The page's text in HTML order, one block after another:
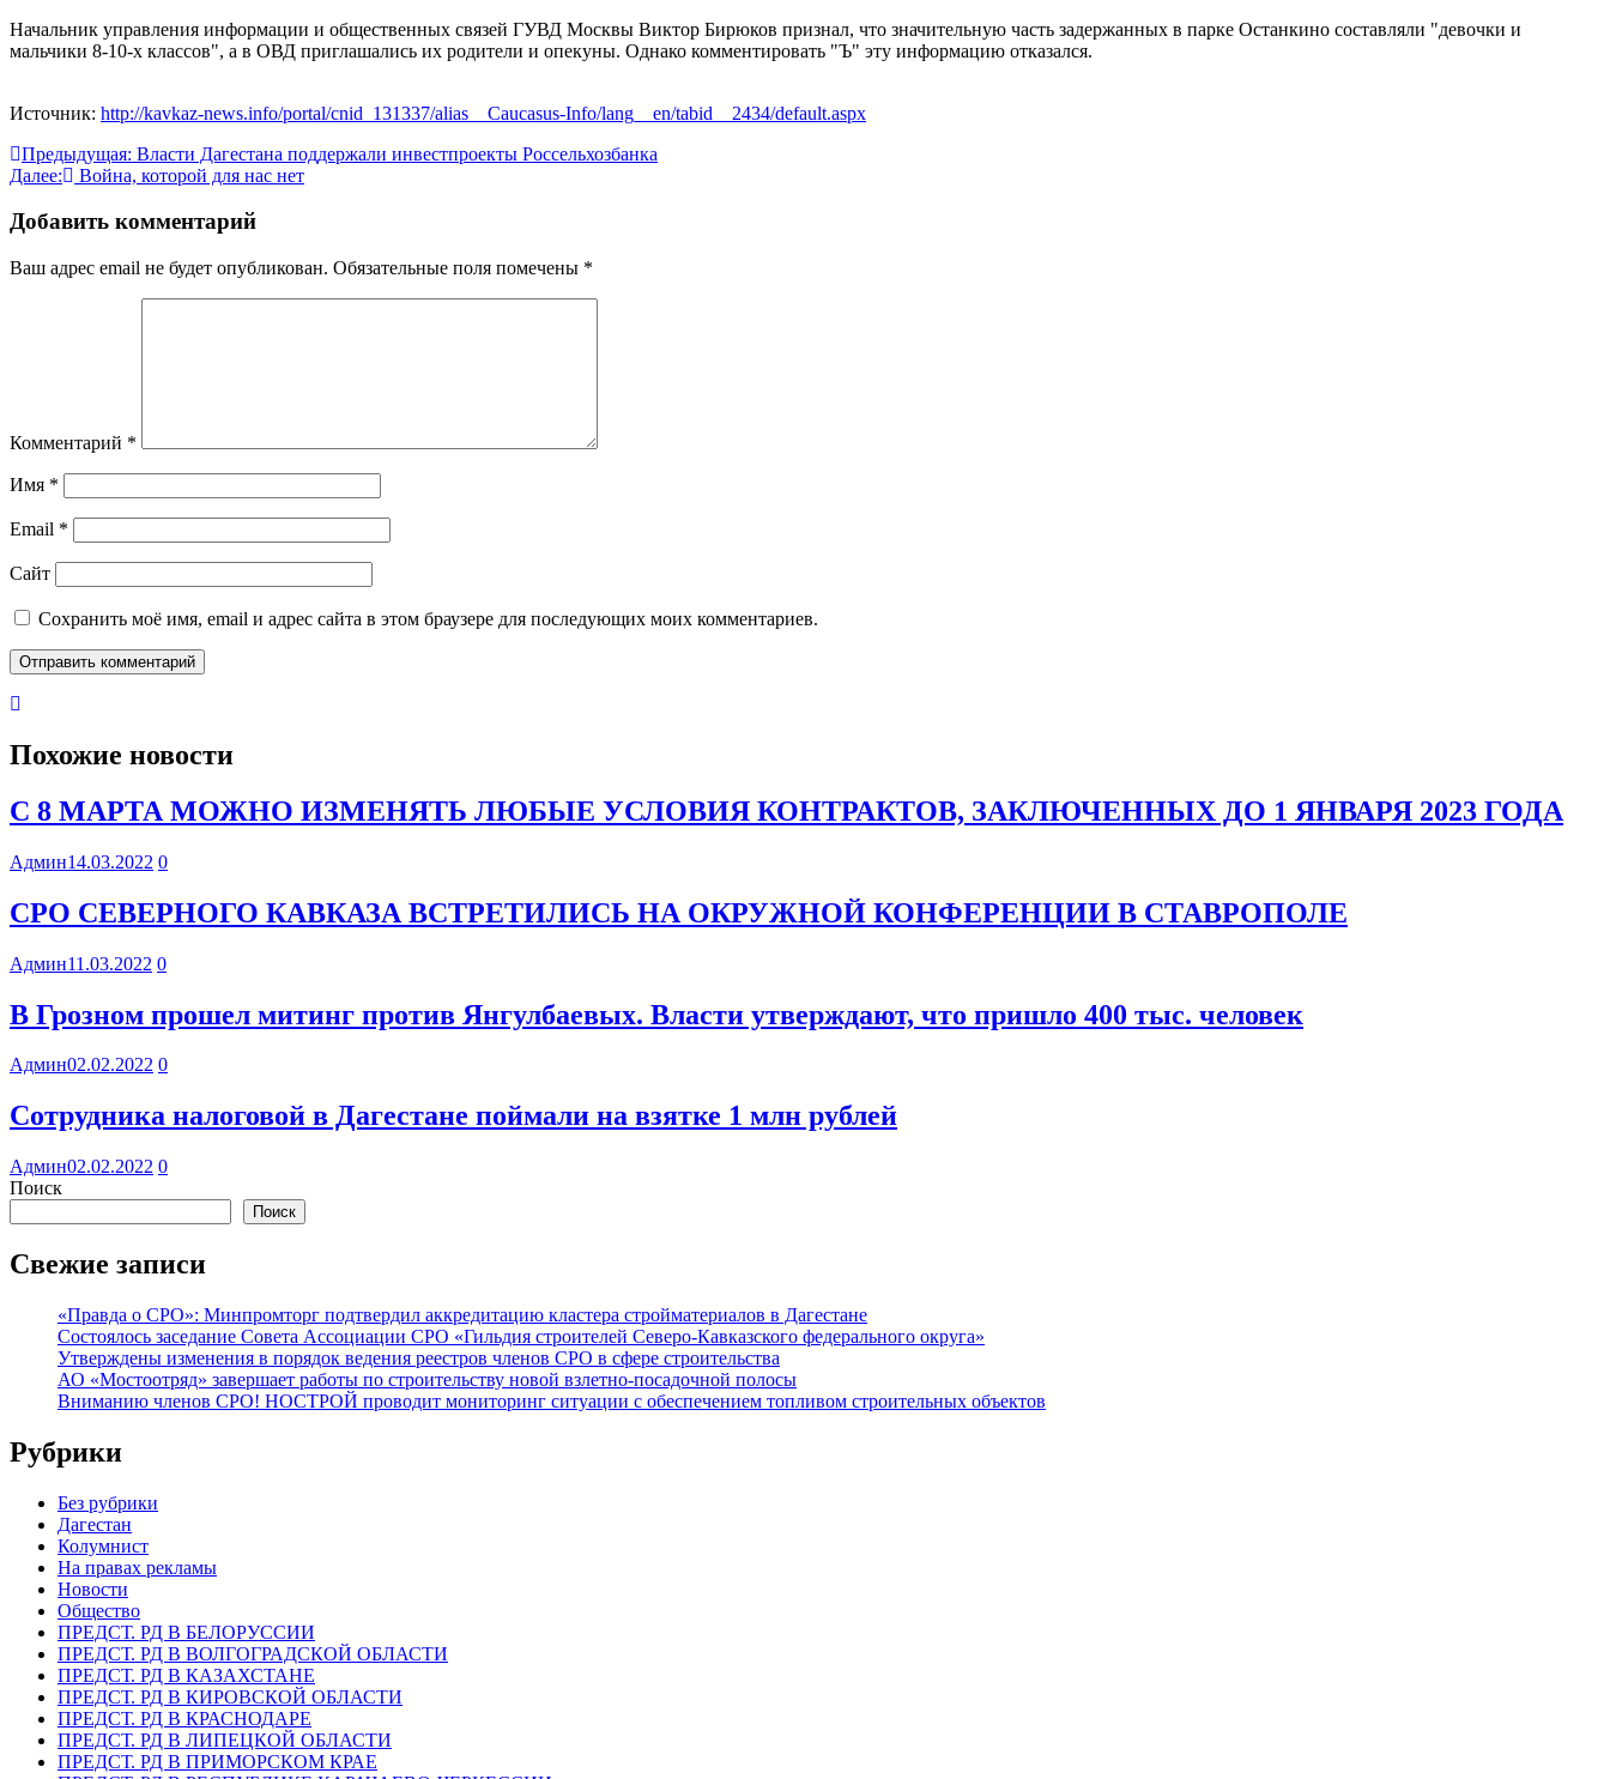
Начальник управления информации и общественных связей ГУВД Москвы Виктор Бирюков признал, что значительную часть задержанных в парке Останкино составляли "девочки и
мальчики 8-10-х классов", а в ОВД приглашались их родители и опекуны. Однако комментировать "Ъ" эту информацию отказался.
Источник: http://kavkaz-news.info/portal/cnid_131337/alias__Caucasus-Info/lang__en/tabid__2434/default.aspx
Навигация
по
записям
Предыдущая: Власти Дагестана поддержали инвестпроекты Россельхозбанка
Далее:
Война, которой для нас нет
Добавить комментарий
Ваш адрес email не будет опубликован. Обязательные поля помечены *
Комментарий *
Имя *
Email *
Сайт
Сохранить моё имя, email и адрес сайта в этом браузере для последующих моих комментариев.
Похожие новости
С 8 МАРТА МОЖНО ИЗМЕНЯТЬ ЛЮБЫЕ УСЛОВИЯ КОНТРАКТОВ, ЗАКЛЮЧЕННЫХ ДО 1 ЯНВАРЯ 2023 ГОДА
Админ14.03.2022 0
СРО СЕВЕРНОГО КАВКАЗА ВСТРЕТИЛИСЬ НА ОКРУЖНОЙ КОНФЕРЕНЦИИ В СТАВРОПОЛЕ
Админ11.03.2022 0
В Грозном прошел митинг против Янгулбаевых. Власти утверждают, что пришло 400 тыс. человек
Админ02.02.2022 0
Сотрудника налоговой в Дагестане поймали на взятке 1 млн рублей
Админ02.02.2022 0
Поиск
Поиск
Свежие записи
«Правда о СРО»: Минпромторг подтвердил аккредитацию кластера стройматериалов в Дагестане
Состоялось заседание Совета Ассоциации СРО «Гильдия строителей Северо-Кавказского федерального округа»
Утверждены изменения в порядок ведения реестров членов СРО в сфере строительства
АО «Мостоотряд» завершает работы по строительству новой взлетно-посадочной полосы
Вниманию членов СРО! НОСТРОЙ проводит мониторинг ситуации с обеспечением топливом строительных объектов
Рубрики
Без рубрики
Дагестан
Колумнист
На правах рекламы
Новости
Общество
ПРЕДСТ. РД В БЕЛОРУССИИ
ПРЕДСТ. РД В ВОЛГОГРАДСКОЙ ОБЛАСТИ
ПРЕДСТ. РД В КАЗАХСТАНЕ
ПРЕДСТ. РД В КИРОВСКОЙ ОБЛАСТИ
ПРЕДСТ. РД В КРАСНОДАРЕ
ПРЕДСТ. РД В ЛИПЕЦКОЙ ОБЛАСТИ
ПРЕДСТ. РД В ПРИМОРСКОМ КРАЕ